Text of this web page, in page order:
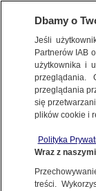
KUJAWSKO-
za głośno.
Michał
Dbamy o
Jeśli
Partnerów IAB
użytkownika i
przeglądania.
przeglądania
się
plików cookie i
Polityka
Wraz z
treści.